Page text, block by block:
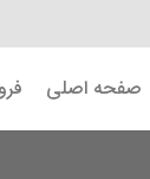
صفحه اصلی